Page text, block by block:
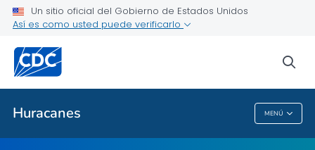
Un sitio oficial del Gobierno de Estados Unidos
Así es como usted puede verificarlo
Huracanes MENÚ
Temas relacionados
Huracanes